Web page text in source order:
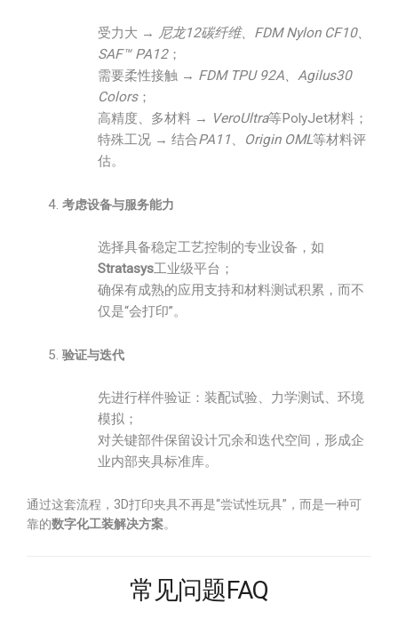
受力大 → 尼龙12碳纤维、FDM Nylon CF10、
SAF™ PA12；
需要柔性接触 → FDM TPU 92A、Agilus30
Colors；
高精度、多材料 → VeroUltra等PolyJet材料；
特殊工况 → 结合PA11、 Origin OML等材料评
估。
考虑设备与服务能力
选择具备稳定工艺控制的专业设备，如
Stratasys工业级平台；
确保有成熟的应用支持和材料测试积累，而不
仅是“会打印”。
验证与迭代
先进行样件验证：装配试验、力学测试、环境
模拟；
对关键部件保留设计冗余和迭代空间，形成企
业内部夹具标准库。
通过这套流程，3D打印夹具不再是“尝试性玩具”，而是一种可
靠的数字化工装解决方案。
常见问题FAQ